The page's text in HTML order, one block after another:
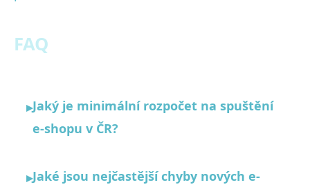
FAQ
▸Jaký je minimální rozpočet na spuštění
e-shopu v ČR?
▸Jaké jsou nejčastější chyby nových e-